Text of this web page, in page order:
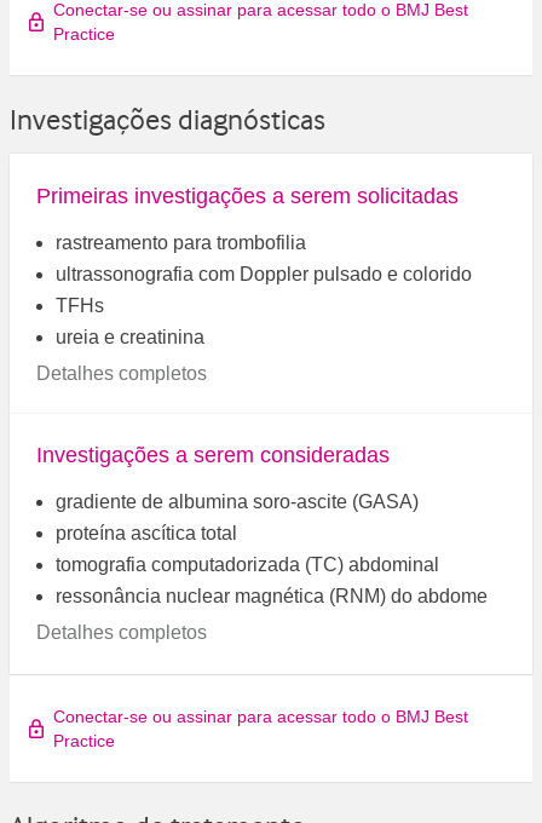
Conectar-se ou assinar para acessar todo o BMJ Best
Practice
Investigações diagnósticas
Primeiras investigações a serem solicitadas
rastreamento para trombofilia
ultrassonografia com Doppler pulsado e colorido
TFHs
ureia e creatinina
Detalhes completos
Investigações a serem consideradas
gradiente de albumina soro-ascite (GASA)
proteína ascítica total
tomografia computadorizada (TC) abdominal
ressonância nuclear magnética (RNM) do abdome
Detalhes completos
Conectar-se ou assinar para acessar todo o BMJ Best
Practice